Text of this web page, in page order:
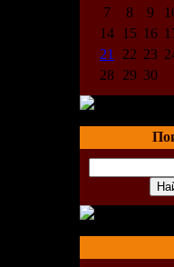
7
8 9
14
15 16
21
22 23
28 29 30